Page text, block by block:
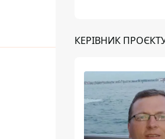
КЕРІВНИК